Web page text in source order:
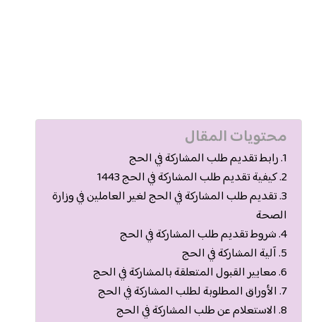
محتويات المقال
رابط تقديم طلب المشاركة في الحج
كيفية تقديم طلب المشاركة في الحج 1443
تقديم طلب المشاركة في الحج لغير العاملين في وزارة
الصحة
شروط تقديم طلب المشاركة في الحج
آلية المشاركة في الحج
معايير القبول المتعلقة بالمشاركة في الحج
الأوراق المطلوبة لطلب المشاركة في الحج
الاستعلام عن طلب المشاركة في الحج